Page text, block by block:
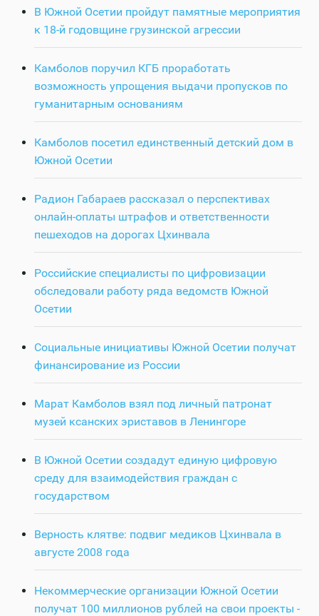
В Южной Осетии пройдут памятные мероприятия
к 18-й годовщине грузинской агрессии
Камболов поручил КГБ проработать
возможность упрощения выдачи пропусков по
гуманитарным основаниям
Камболов посетил единственный детский дом в
Южной Осетии
Радион Габараев рассказал о перспективах
онлайн-оплаты штрафов и ответственности
пешеходов на дорогах Цхинвала
Российские специалисты по цифровизации
обследовали работу ряда ведомств Южной
Осетии
Социальные инициативы Южной Осетии получат
финансирование из России
Марат Камболов взял под личный патронат
музей ксанских эриставов в Ленингоре
В Южной Осетии создадут единую цифровую
среду для взаимодействия граждан с
государством
Верность клятве: подвиг медиков Цхинвала в
августе 2008 года
Некоммерческие организации Южной Осетии
получат 100 миллионов рублей на свои проекты -